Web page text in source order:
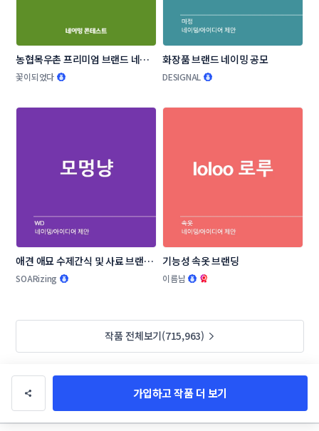
농협목우촌 프리미엄 브랜드 네이
밍 공모
꽃이되었다
화장품 브랜드 네이밍 공모
DESIGNAL
애견 애묘 수제간식 및 사료 브랜드
작명부탁드립니다.
SOARizing
기능성 속옷 브랜딩
이름남
작품 전체보기(715,963)
가입하고 작품 더 보기